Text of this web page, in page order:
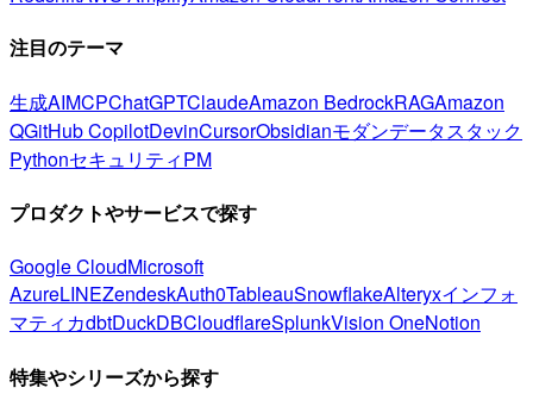
注目のテーマ
生成AIMCPChatGPTClaudeAmazon BedrockRAGAmazon
QGitHub CopilotDevinCursorObsidianモダンデータスタック
PythonセキュリティPM
プロダクトやサービスで探す
Google CloudMicrosoft
AzureLINEZendeskAuth0TableauSnowflakeAlteryxインフォ
マティカdbtDuckDBCloudflareSplunkVision OneNotion
特集やシリーズから探す